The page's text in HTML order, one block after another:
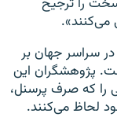
می‌کنند».
سراسر جهان بر
پژوهشگران این
که صرف پرسنل،
لحاظ می‌کنند.